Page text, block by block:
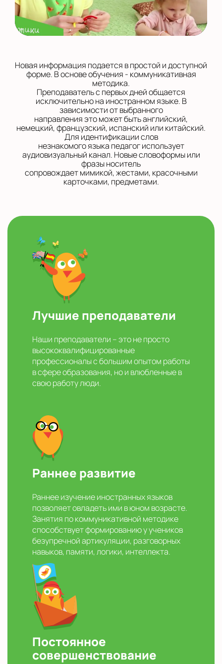
Новая информация подается в простой и доступной
форме. В основе обучения - коммуникативная
методика.
Преподаватель с первых дней общается
исключительно на иностранном языке. В
зависимости от выбранного
направления это может быть английский,
немецкий, французский, испанский или китайский.
Для идентификации слов
незнакомого языка педагог использует
аудиовизуальный канал. Новые словоформы или
фразы носитель
сопровождает мимикой, жестами, красочными
карточками, предметами.
Лучшие преподаватели
Наши преподаватели – это не просто
высококвалифицированные
профессионалы с большим опытом работы
в сфере образования, но и влюбленные в
свою работу люди.
Раннее развитие
Раннее изучение иностранных языков
позволяет овладеть ими в юном возрасте.
Занятия по коммуникативной методике
способствует формированию у учеников
безупречной артикуляции, разговорных
навыков, памяти, логики, интеллекта.
Постоянное
совершенствование